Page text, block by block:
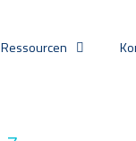
Ressourcen